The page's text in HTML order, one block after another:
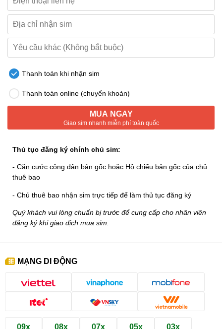
Thanh toán khi nhận sim
Thanh toán online (chuyển khoản)
MUA NGAY
Giao sim nhanh miễn phí toàn quốc
Thủ tục đăng ký chính chủ sim:
- Căn cước công dân bản gốc hoặc Hộ chiếu bản gốc của chủ
thuê bao
- Chủ thuê bao nhận sim trực tiếp để làm thủ tục đăng ký
Quý khách vui lòng chuẩn bị trước để cung cấp cho nhân viên
đăng ký khi giao dịch mua sim.
MẠNG DI ĐỘNG
09x 08x 07x 05x 03x